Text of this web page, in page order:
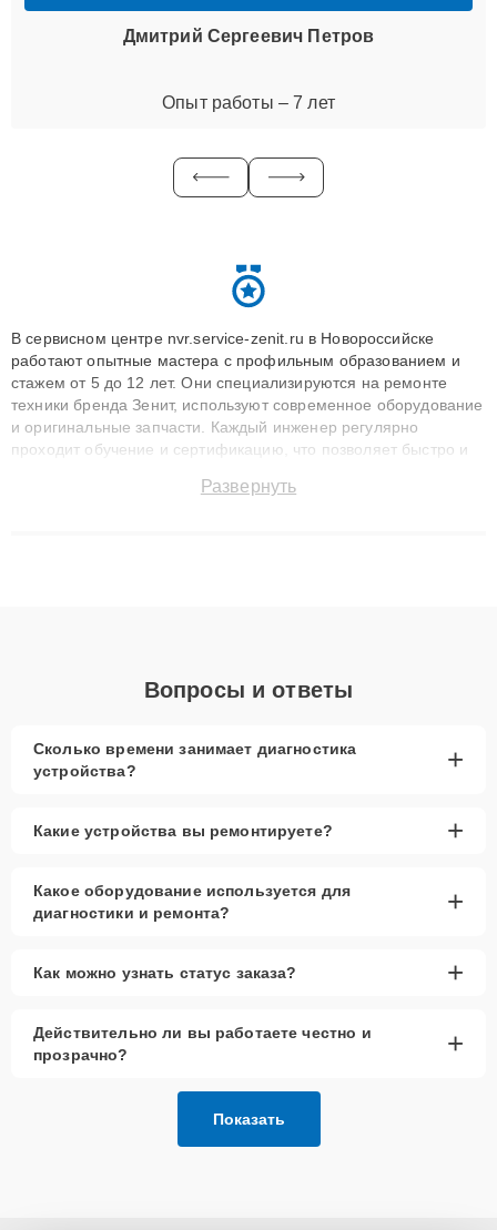
Дмитрий Сергеевич Петров
Опыт работы – 7 лет
В сервисном центре nvr.service-zenit.ru в Новороссийске
работают опытные мастера с профильным образованием и
стажем от 5 до 12 лет. Они специализируются на ремонте
техники бренда Зенит, используют современное оборудование
и оригинальные запчасти. Каждый инженер регулярно
проходит обучение и сертификацию, что позволяет быстро и
сохранением гарантии до 3 лет. Наши мастера решают
Развернуть
Вопросы и ответы
Сколько времени занимает диагностика
устройства?
+
Какие устройства вы ремонтируете? +
Какое оборудование используется для
диагностики и ремонта?
+
Как можно узнать статус заказа? +
Действительно ли вы работаете честно и
прозрачно?
+
Показать